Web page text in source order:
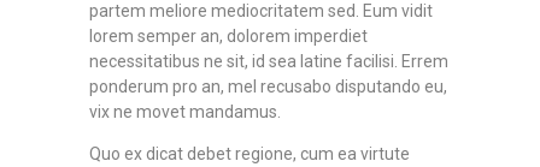
partem meliore mediocritatem sed. Eum vidit
lorem semper an, dolorem imperdiet
necessitatibus ne sit, id sea latine facilisi. Errem
ponderum pro an, mel recusabo disputando eu,
vix ne movet mandamus.
Quo ex dicat debet regione, cum ea virtute